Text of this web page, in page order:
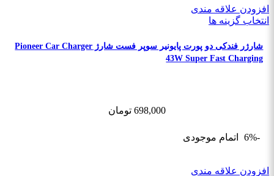
افزودن علاقه مندی
انتخاب گزینه ها
شارژر فندکی دو پورت پایونیر سوپر فست شارژ Pioneer Car Charger
43W Super Fast Charging
698,000 تومان
-6% اتمام موجودی
افزودن علاقه مندی